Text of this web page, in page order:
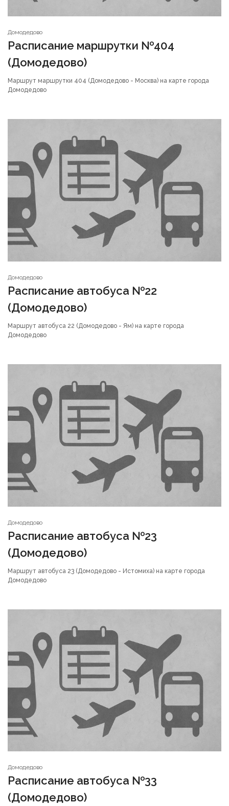
Домодедово
Расписание маршрутки №404
(Домодедово)
Маршрут маршрутки 404 (Домодедово - Москва) на карте города
Домодедово
Домодедово
Расписание автобуса №22
(Домодедово)
Маршрут автобуса 22 (Домодедово - Ям) на карте города
Домодедово
Домодедово
Расписание автобуса №23
(Домодедово)
Маршрут автобуса 23 (Домодедово - Истомиха) на карте города
Домодедово
Домодедово
Расписание автобуса №33
(Домодедово)